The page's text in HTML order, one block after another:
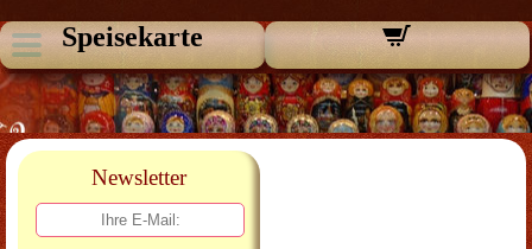
Speisekarte
Newsletter